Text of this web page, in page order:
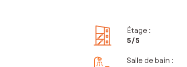
Étage :
5/5
Salle de bain :